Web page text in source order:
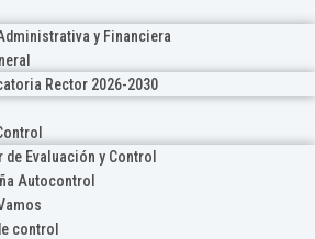
y Financiera
Rector 2026-2030
de Evaluación y Control
Autocontrol
control